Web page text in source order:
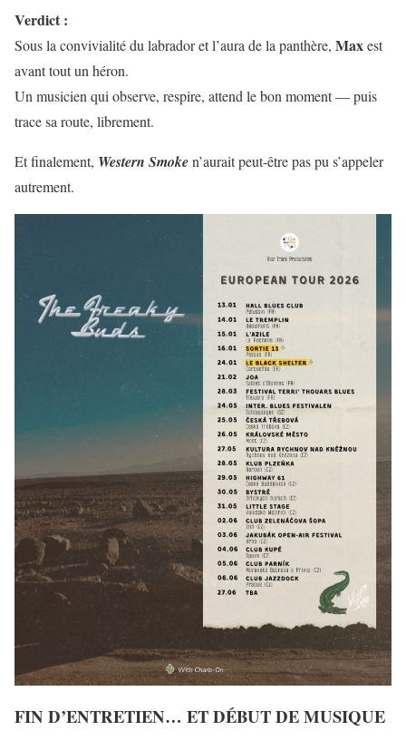
Verdict :
Sous la convivialité du labrador et l’aura de la panthère, Maxest
avant tout un héron.
Un musicien qui observe, respire, attend le bon moment — puis
trace sa route, librement.
Et finalement, Western Smoken’aurait peut-être pas pu s’appeler
autrement.
FIN D’ENTRETIEN… ET DÉBUT DE MUSIQUE